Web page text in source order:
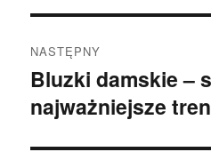
NASTĘPNY
Następny
wpis:
Bluzki damskie –
najważniejsze